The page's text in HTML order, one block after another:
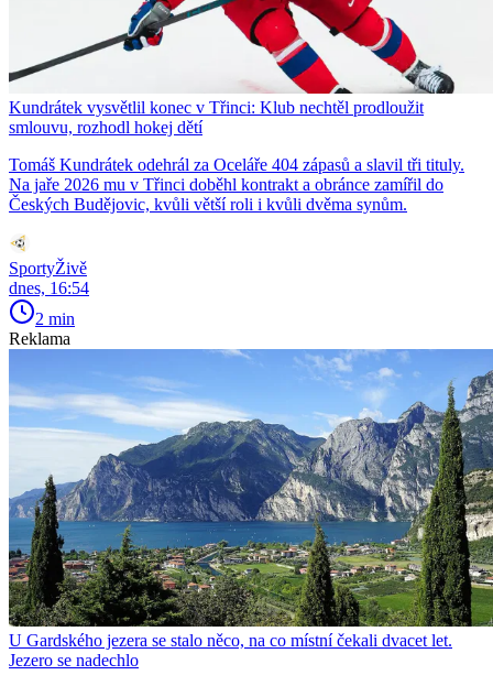
Kundrátek vysvětlil konec v Třinci: Klub nechtěl prodloužit
smlouvu, rozhodl hokej dětí
Tomáš Kundrátek odehrál za Oceláře 404 zápasů a slavil tři tituly.
Na jaře 2026 mu v Třinci doběhl kontrakt a obránce zamířil do
Českých Budějovic, kvůli větší roli i kvůli dvěma synům.
SportyŽivě
dnes, 16:54
2 min
Reklama
U Gardského jezera se stalo něco, na co místní čekali dvacet let.
Jezero se nadechlo